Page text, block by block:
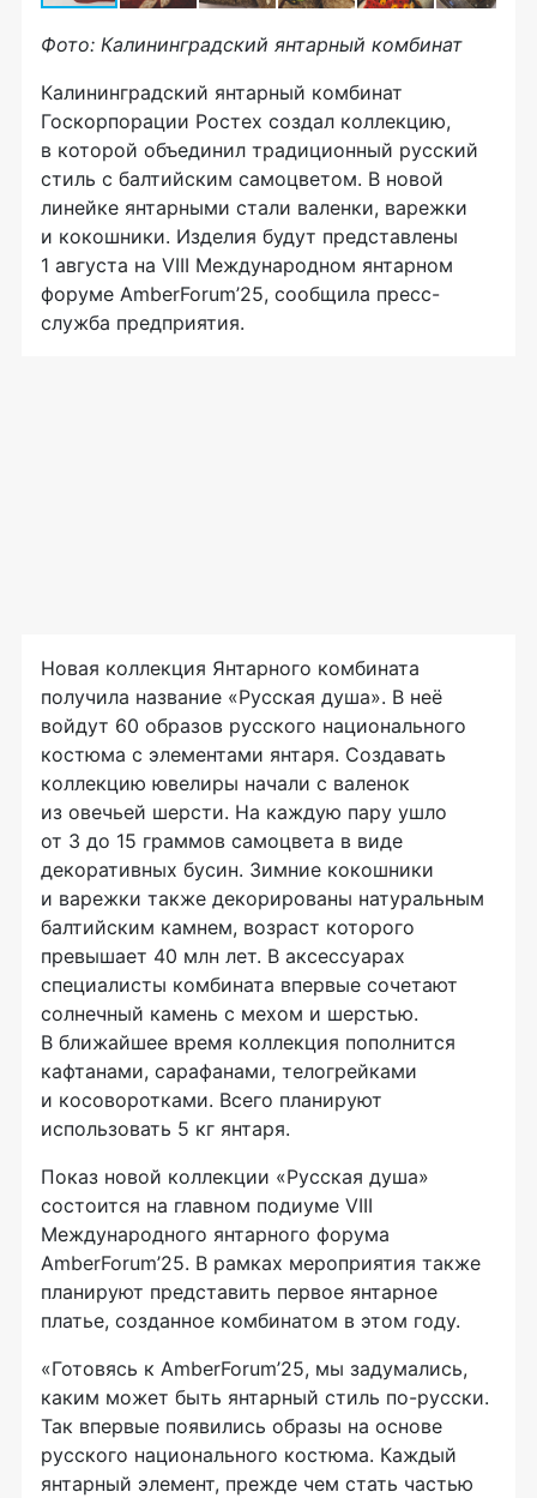
Фото: Калининградский янтарный комбинат
Калининградский янтарный комбинат
Госкорпорации Ростех создал коллекцию,
в которой объединил традиционный русский
стиль с балтийским самоцветом. В новой
линейке янтарными стали валенки, варежки
и кокошники. Изделия будут представлены
1 августа на VIII Международном янтарном
форуме AmberForum’25, сообщила пресс-
служба предприятия.
Новая коллекция Янтарного комбината
получила название «Русская душа». В неё
войдут 60 образов русского национального
костюма с элементами янтаря. Создавать
коллекцию ювелиры начали с валенок
из овечьей шерсти. На каждую пару ушло
от 3 до 15 граммов самоцвета в виде
декоративных бусин. Зимние кокошники
и варежки также декорированы натуральным
балтийским камнем, возраст которого
превышает 40 млн лет. В аксессуарах
специалисты комбината впервые сочетают
солнечный камень с мехом и шерстью.
В ближайшее время коллекция пополнится
кафтанами, сарафанами, телогрейками
и косоворотками. Всего планируют
использовать 5 кг янтаря.
Показ новой коллекции «Русская душа»
состоится на главном подиуме VIII
Международного янтарного форума
AmberForum’25. В рамках мероприятия также
планируют представить первое янтарное
платье, созданное комбинатом в этом году.
«Готовясь к AmberForum’25, мы задумались,
каким может быть янтарный стиль по-русски.
Так впервые появились образы на основе
русского национального костюма. Каждый
янтарный элемент, прежде чем стать частью